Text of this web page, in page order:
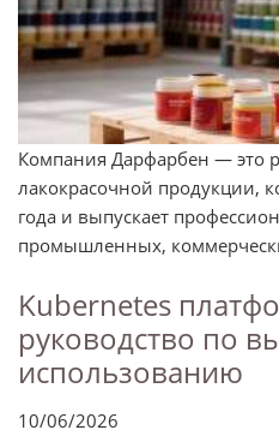
Компания Дарфарбен — это
лакокрасочной продукции,
года и выпускает
промышленных,
Kubernetes
руководство по
использованию
10/06/2026